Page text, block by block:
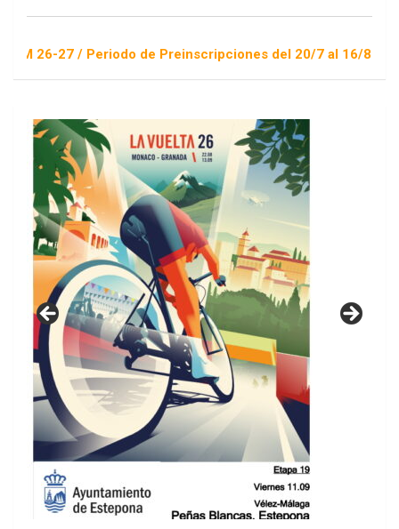
/ Periodo de Preinscripciones del 20/7 al 16/8 / Sorteo 1
GUIA DE INSTALACIONES DEPORTIVAS